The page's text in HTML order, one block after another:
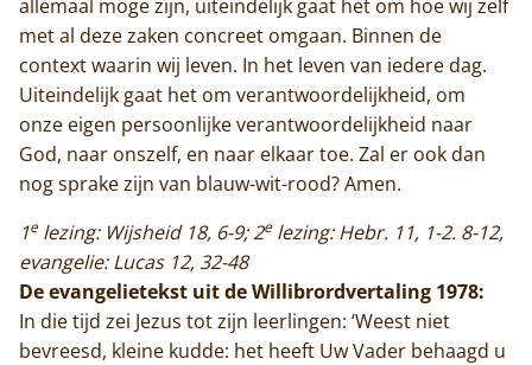
allemaal moge zijn, uiteindelijk gaat het om hoe wij zelf
met al deze zaken concreet omgaan. Binnen de
context waarin wij leven. In het leven van iedere dag.
Uiteindelijk gaat het om verantwoordelijkheid, om
onze eigen persoonlijke verantwoordelijkheid naar
God, naar onszelf, en naar elkaar toe. Zal er ook dan
nog sprake zijn van blauw-wit-rood? Amen.
1elezing: Wijsheid 18, 6-9; 2elezing: Hebr. 11, 1-2. 8-12,
evangelie: Lucas 12, 32-48
De evangelietekst uit de Willibrordvertaling 1978:
In die tijd zei Jezus tot zijn leerlingen: ‘Weest niet
bevreesd, kleine kudde: het heeft Uw Vader behaagd u